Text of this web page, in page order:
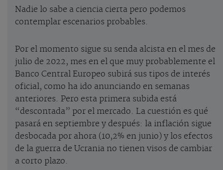
Nadie lo sabe a ciencia cierta pero podemos
contemplar escenarios probables.
Por el momento sigue su senda alcista en el mes de
julio de 2022, mes en el que muy probablemente el
Banco Central Europeo subirá sus tipos de interés
oficial, como ha ido anunciando en semanas
anteriores. Pero esta primera subida está
“descontada” por el mercado. La cuestión es qué
pasará en septiembre y después: la inflación sigue
desbocada por ahora (10,2% en junio) y los efectos
de la guerra de Ucrania no tienen visos de cambiar
a corto plazo.